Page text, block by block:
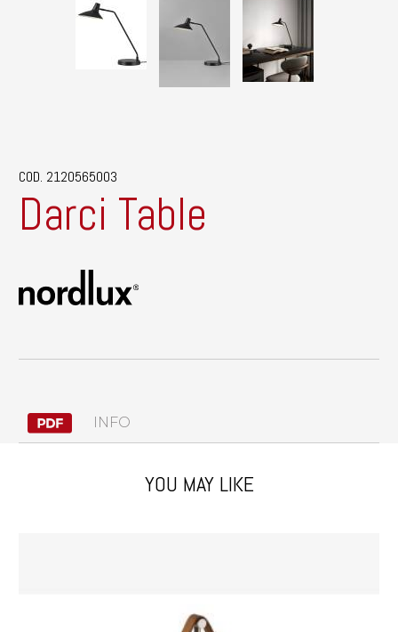
COD. 2120565003
Darci Table
INFO
YOU MAY LIKE